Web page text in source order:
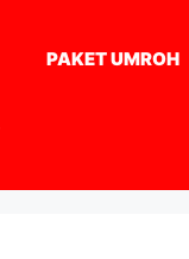
PAKET UMROH